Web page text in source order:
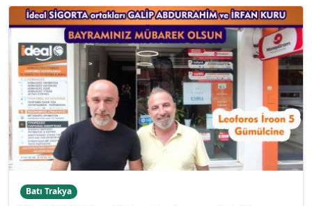
Batı Trakya